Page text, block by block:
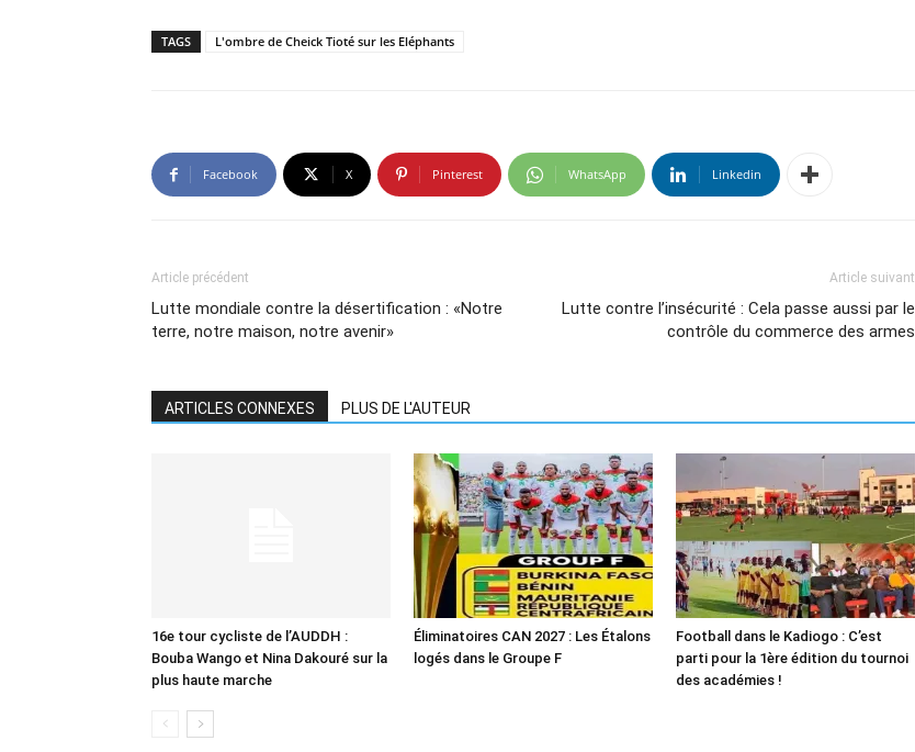
TAGS L'ombre de Cheick Tioté sur les Eléphants
Facebook X Pinterest WhatsApp Linkedin
Article précédent
Lutte mondiale contre la désertification : «Notre
terre, notre maison, notre avenir»
Article suivant
Lutte contre l’insécurité : Cela passe aussi par le
contrôle du commerce des armes
ARTICLES CONNEXES PLUS DE L'AUTEUR
16e tour cycliste de l’AUDDH :
Bouba Wango et Nina Dakouré sur la
plus haute marche
Éliminatoires CAN 2027 : Les Étalons
logés dans le Groupe F
Football dans le Kadiogo : C’est
parti pour la 1ère édition du tournoi
des académies !